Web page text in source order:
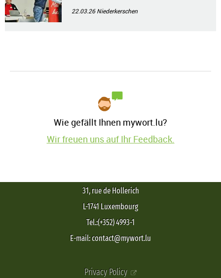
22.03.26Niederkerschen
Wie gefällt Ihnen mywort.lu?
Wir freuen uns auf Ihr Feedback.
31, rue de Hollerich
L-1741 Luxembourg
Tel.:(+352) 4993-1
E-mail: contact@mywort.lu
Privacy Policy